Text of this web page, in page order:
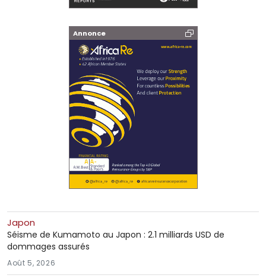
Annonce
Japon
Séisme de Kumamoto au Japon : 2.1 milliards USD de
dommages assurés
Août 5, 2026